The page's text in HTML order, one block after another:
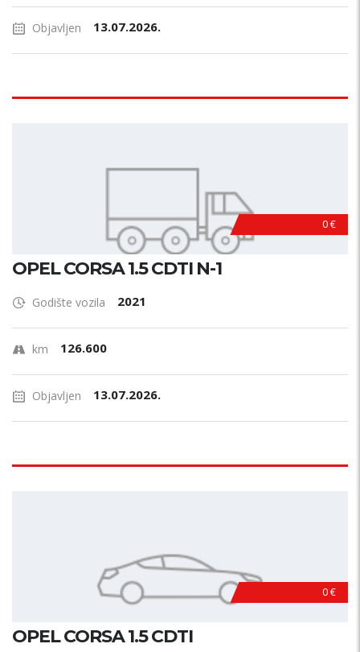
Objavljen 13.07.2026.
0 €
OPEL CORSA 1.5 CDTI N-1
Godište vozila 2021
km 126.600
Objavljen 13.07.2026.
0 €
OPEL CORSA 1.5 CDTI